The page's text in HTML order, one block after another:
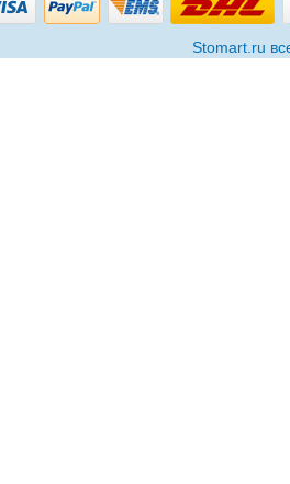
Stomart.ru